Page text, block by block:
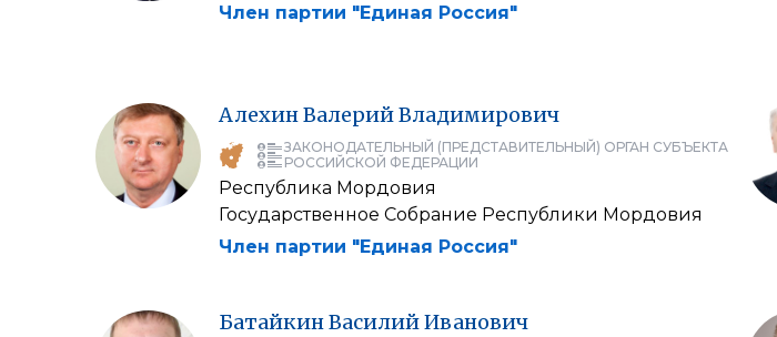
Член партии "Единая Россия"
АлехинВалерийВладимирович
ЗАКОНОДАТЕЛЬНЫЙ (ПРЕДСТАВИТЕЛЬНЫЙ) ОРГАН СУБЪЕКТА
РОССИЙСКОЙ ФЕДЕРАЦИИ
Республика Мордовия
Государственное Собрание Республики Мордовия
Член партии "Единая Россия"
БатайкинВасилийИванович